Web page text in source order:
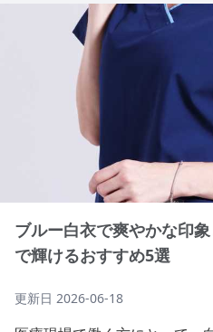
ブルー白衣で爽やかな印
で輝けるおすすめ5選
更新日 2026-06-18